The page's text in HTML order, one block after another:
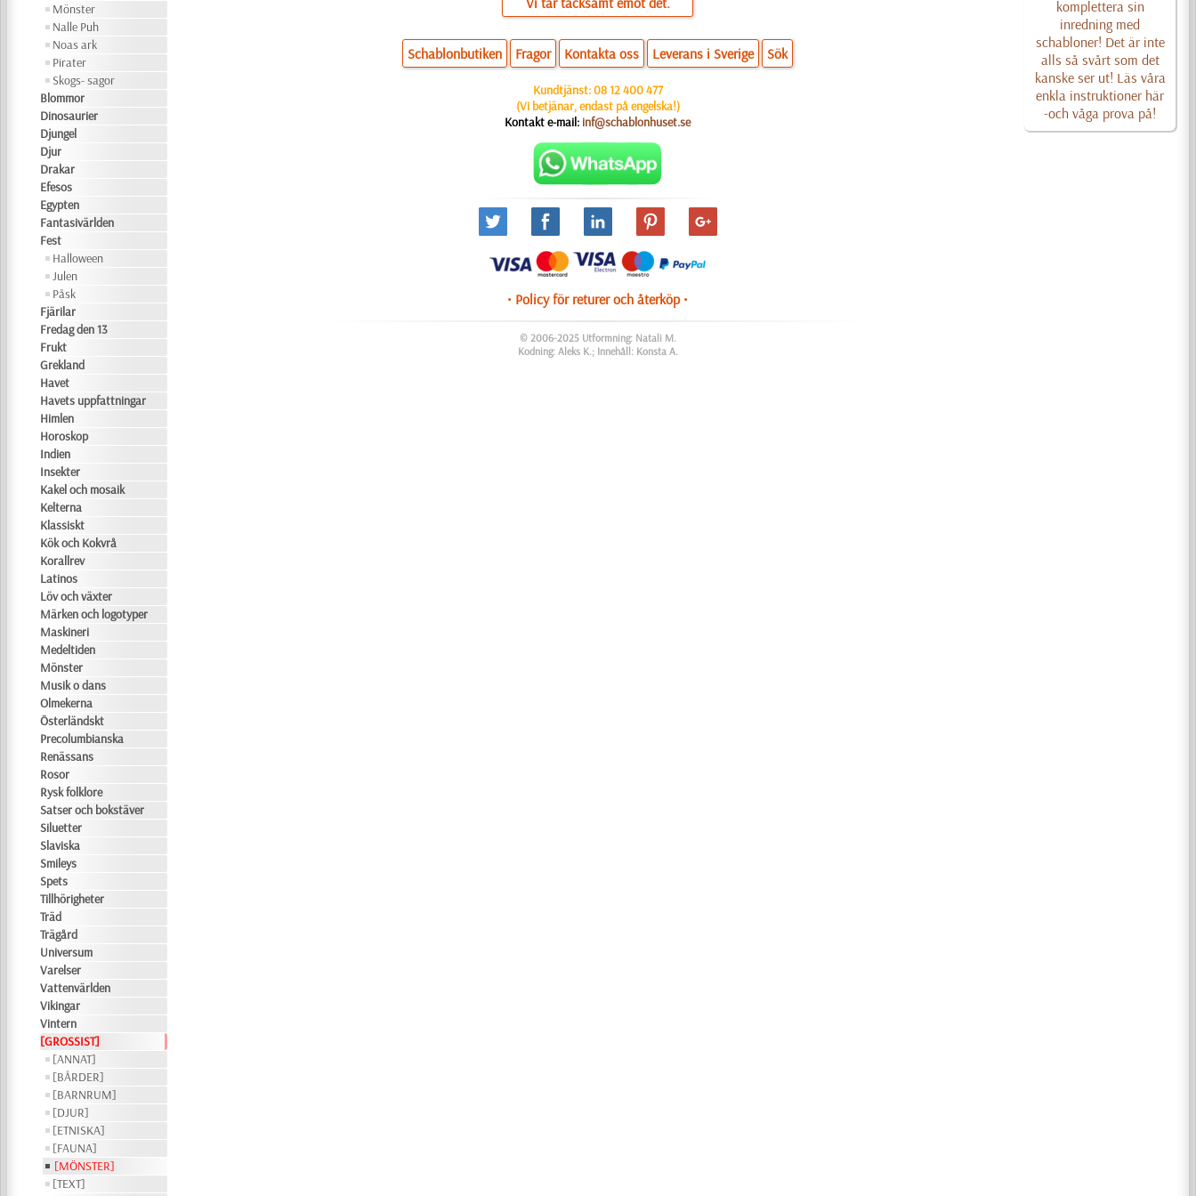
Mönster
Nalle Puh
Noas ark
Pirater
Skogs- sagor
Blommor
Dinosaurier
Djungel
Djur
Drakar
Efesos
Egypten
Fantasivärlden
Fest
Halloween
Julen
Påsk
Fjärilar
Fredag den 13
Frukt
Grekland
Havet
Havets uppfattningar
Himlen
Horoskop
Indien
Insekter
Kakel och mosaik
Kelterna
Klassiskt
Kök och Kokvrå
Korallrev
Latinos
Löv och växter
Märken och logotyper
Maskineri
Medeltiden
Mönster
Musik o dans
Olmekerna
Österländskt
Precolumbianska
Renässans
Rosor
Rysk folklore
Satser och bokstäver
Siluetter
Slaviska
Smileys
Spets
Tillhörigheter
Träd
Trägård
Universum
Varelser
Vattenvärlden
Vikingar
Vintern
[GROSSIST]
[ANNAT]
[BÅRDER]
[BARNRUM]
[DJUR]
[ETNISKA]
[FAUNA]
[MÖNSTER]
[TEXT]
komplettera sin
inredning med
schabloner! Det är inte
alls så svårt som det
kanske ser ut! Läs våra
enkla instruktioner här
-och våga prova på!
Schablonbutiken Fragor Kontakta oss Leverans i Sverige Sök
Kundtjänst:08 12 400 477
(Vi betjänar, endast på engelska!)
Kontakt e-mail: inf@schablonhuset.se
• Policy för returer och återköp •
© 2006-2025 Utformning: Natali M.
Kodning: Aleks K.; Innehåll: Konsta A.